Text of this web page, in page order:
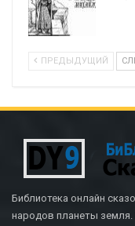
ПРЕДЫДУЩИЙ
Библиотека онлайн
народов планеты